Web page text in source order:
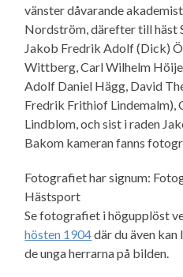
vänster dåvarande
Nordström, därefter till häst
Jakob Fredrik Adolf (Dick)
Wittberg, Carl Wilhelm
Adolf Daniel Hägg, David
Fredrik Frithiof Lindemalm),
Lindblom, och sist i raden
Bakom kameran fanns
Fotografiet har signum:
Hästsport
Se fotografiet i högupplöst
hösten 1904där du även kan
de unga herrarna på bilden.